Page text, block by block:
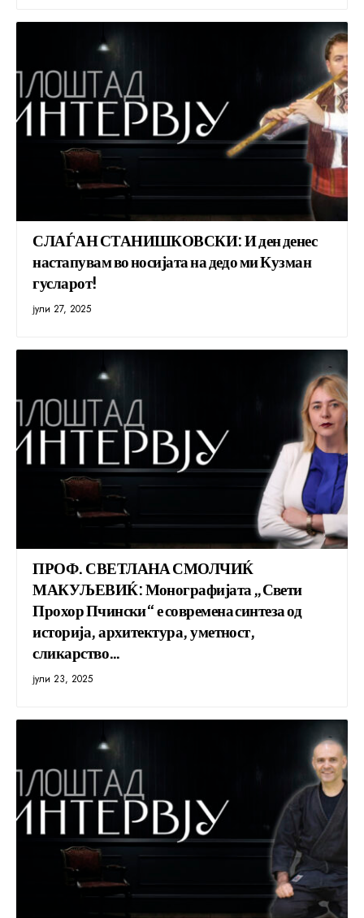
СЛАЃАН СТАНИШКОВСКИ: И ден денес
настапувам во носијата на дедо ми Кузман
гусларот!
јули 27, 2025
ПРОФ. СВЕТЛАНА СМОЛЧИЌ
МАКУЉЕВИЌ: Монографијата „Свети
Прохор Пчински“ е современа синтеза од
историја, архитектура, уметност,
сликарство…
јули 23, 2025